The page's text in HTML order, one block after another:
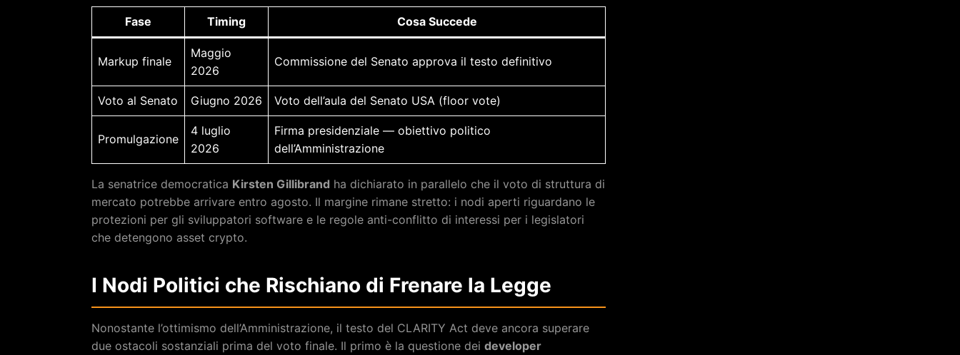
Fase Timing Cosa Succede
Markup finale
Maggio
2026
Commissione del Senato approva il testo definitivo
Voto al Senato Giugno 2026 Voto dell’aula del Senato USA (floor vote)
Promulgazione
4 luglio
2026
Firma presidenziale — obiettivo politico
dell’Amministrazione
La senatrice democratica Kirsten Gillibrand ha dichiarato in parallelo che il voto di struttura di
mercato potrebbe arrivare entro agosto. Il margine rimane stretto: i nodi aperti riguardano le
protezioni per gli sviluppatori software e le regole anti-conflitto di interessi per i legislatori
che detengono asset crypto.
I Nodi Politici che Rischiano di Frenare la Legge
Nonostante l’ottimismo dell’Amministrazione, il testo del CLARITY Act deve ancora superare
due ostacoli sostanziali prima del voto finale. Il primo è la questione dei developer